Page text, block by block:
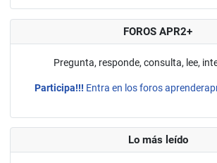
FOROS APR2+
Pregunta, responde, consulta, lee,
Participa!!! Entra en los foros
Lo más leído